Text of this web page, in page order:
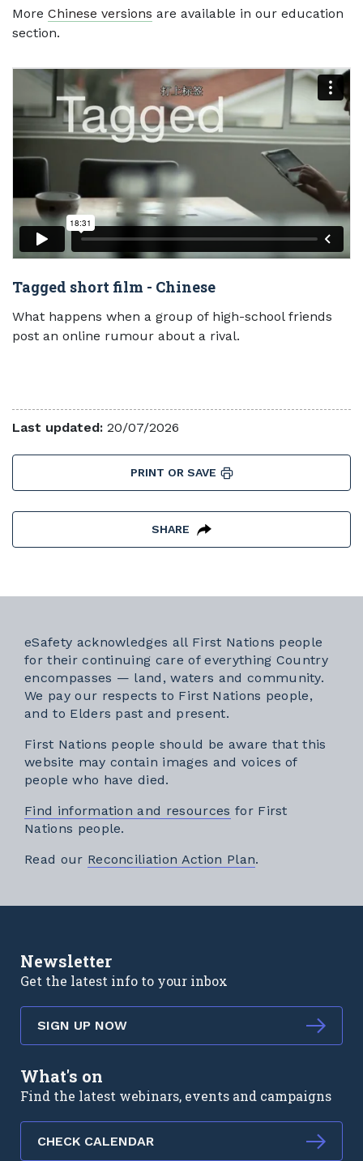
More Chinese versions are available in our education
section.
Tagged short film - Chinese
What happens when a group of high-school friends
post an online rumour about a rival.
Last updated: 20/07/2026
PRINT OR SAVE
SHARE
eSafety acknowledges all First Nations people
for their continuing care of everything Country
encompasses — land, waters and community.
We pay our respects to First Nations people,
and to Elders past and present.
First Nations people should be aware that this
website may contain images and voices of
people who have died.
Find information and resources for First
Nations people.
Read our Reconciliation Action PlanExternal link
.
Newsletter
Get the latest info to your inbox
SIGN UP NOW
What's on
Find the latest webinars, events and campaigns
CHECK CALENDAR